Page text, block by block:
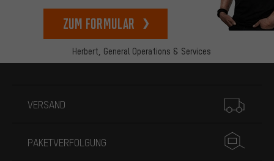
Herbert, General Operations & Services
zum Formular
VERSAND
PAKETVERFOLGUNG